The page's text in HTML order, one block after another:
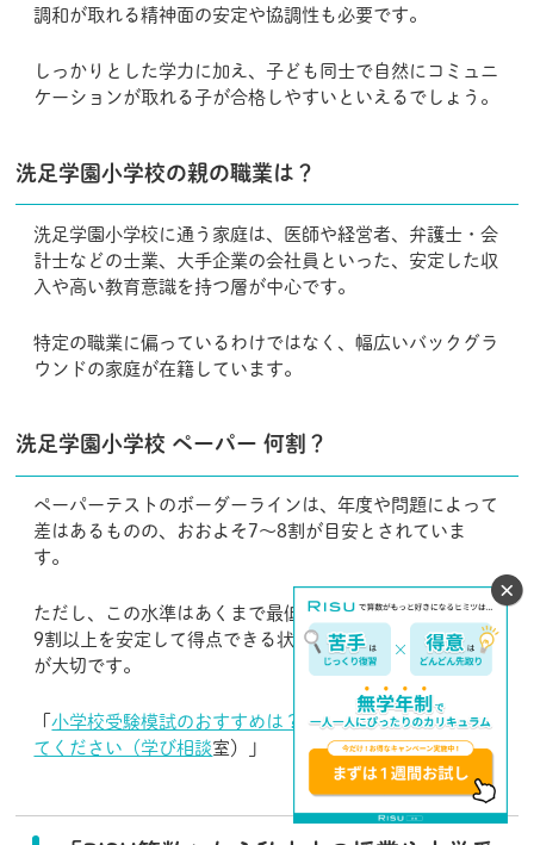
調和が取れる精神面の安定や協調性も必要です。
しっかりとした学力に加え、子ども同士で自然にコミュニ
ケーションが取れる子が合格しやすいといえるでしょう。
洗足学園小学校の親の職業は？
洗足学園小学校に通う家庭は、医師や経営者、弁護士・会
計士などの士業、大手企業の会社員といった、安定した収
入や高い教育意識を持つ層が中心です。
特定の職業に偏っているわけではなく、幅広いバックグラ
ウンドの家庭が在籍しています。
洗足学園小学校 ペーパー 何割？
ペーパーテストのボーダーラインは、年度や問題によって
差はあるものの、おおよそ7〜8割が目安とされていま
す。
ただし、この水準はあくまで最低ラインにすぎないため、
9割以上を安定して得点できる状態を目標に準備すること
が大切です。
「小学校受験模試のおすすめは？活用方法や注意点も教え
てください（学び相談室）」